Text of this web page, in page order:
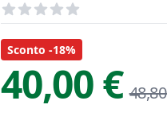
Recensioni
out of 5 stars
Informazioni Prodotto
Descrizione riassuntiva
Sconto -18%
40,00 €